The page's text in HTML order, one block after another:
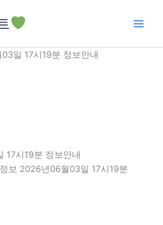
일 17시19분 정보안내
17시19분 정보안내
보 2026년06월03일 17시19분